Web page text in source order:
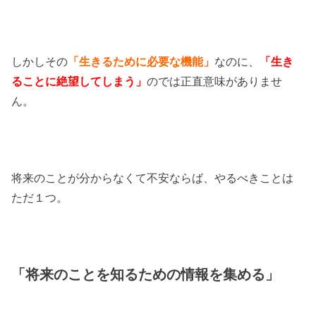
しかしその 「生きるために必要な機能」 なのに、
「生き
ることに絶望してしまう」のでは正直意味がありませ
ん。
将来のことが分からなくて不安ならば、やるべきことは
ただ１つ。
「将来のことを知るための情報を集める」